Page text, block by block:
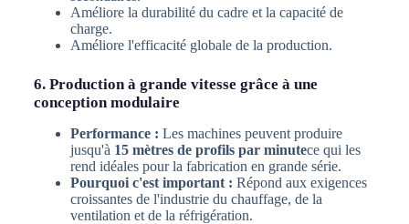
Améliore la durabilité du cadre et la capacité de
charge.
Améliore l'efficacité globale de la production.
6. Production à grande vitesse grâce à une
conception modulaire
Performance : Les machines peuvent produire
jusqu'à 15 mètres de profils par minutece qui les
rend idéales pour la fabrication en grande série.
Pourquoi c'est important : Répond aux exigences
croissantes de l'industrie du chauffage, de la
ventilation et de la réfrigération.